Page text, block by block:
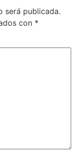
será publicada.
con *